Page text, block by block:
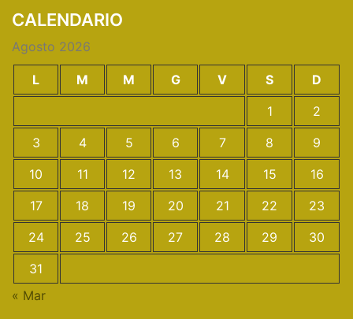
CALENDARIO
Agosto 2026
L M M G V S
D
1
2
3
4 5 6 7 8
9
10
11 12 13 14 15
16
17
18 19 20 21 22
23
24
25 26 27 28 29
30
31
« Mar